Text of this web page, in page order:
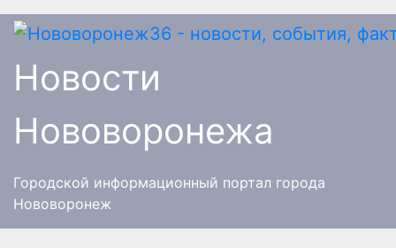
Перейти
Новости
Нововоронежа
Городской информационный портал города
Нововоронеж